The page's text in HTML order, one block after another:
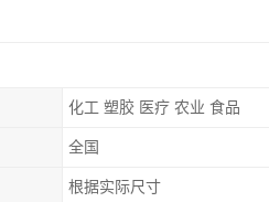
化工 塑胶 医疗 农业 食品
全国
根据实际尺寸